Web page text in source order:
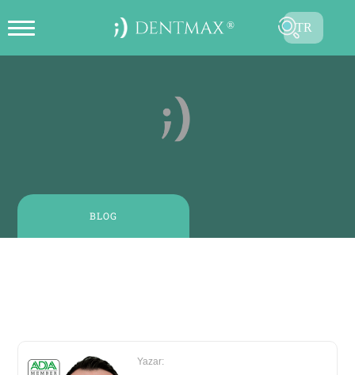
BLOG
TR
EN
ONLINE RANDEVU OLUŞTUR
Yazar: